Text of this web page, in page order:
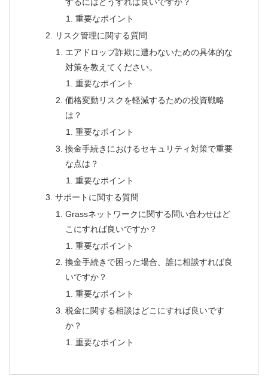
重要なポイント
リスク管理に関する質問
エアドロップ詐欺に遭わないための具体的な
対策を教えてください。
重要なポイント
価格変動リスクを軽減するための投資戦略
は？
重要なポイント
換金手続きにおけるセキュリティ対策で重要
な点は？
重要なポイント
サポートに関する質問
Grassネットワークに関する問い合わせはど
こにすれば良いですか？
重要なポイント
換金手続きで困った場合、誰に相談すれば良
いですか？
重要なポイント
税金に関する相談はどこにすれば良いです
か？
重要なポイント